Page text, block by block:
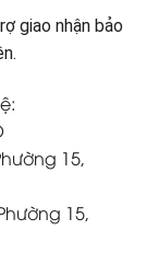
giao nhận bảo
15,
15,